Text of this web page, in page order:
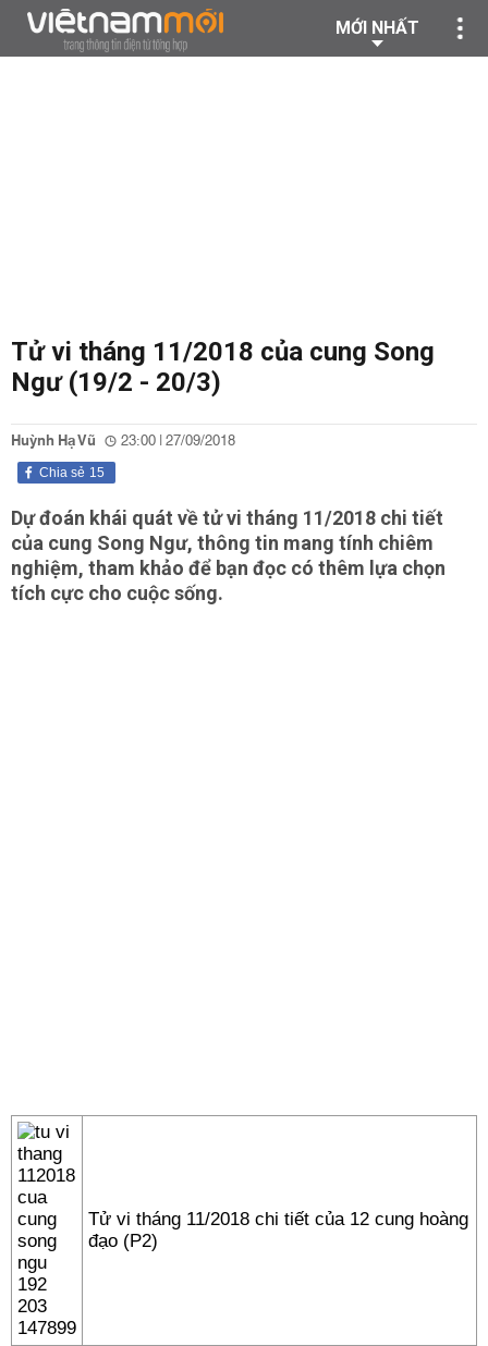
MỚI NHẤT
Tử vi tháng 11/2018 của cung Song
Ngư (19/2 - 20/3)
Huỳnh Hạ Vũ 23:00 | 27/09/2018
15
Chia sẻ
Dự đoán khái quát về tử vi tháng 11/2018 chi tiết
của cung Song Ngư, thông tin mang tính chiêm
nghiệm, tham khảo để bạn đọc có thêm lựa chọn
tích cực cho cuộc sống.
Tử vi tháng 11/2018 chi tiết của 12 cung hoàng
đạo (P2)